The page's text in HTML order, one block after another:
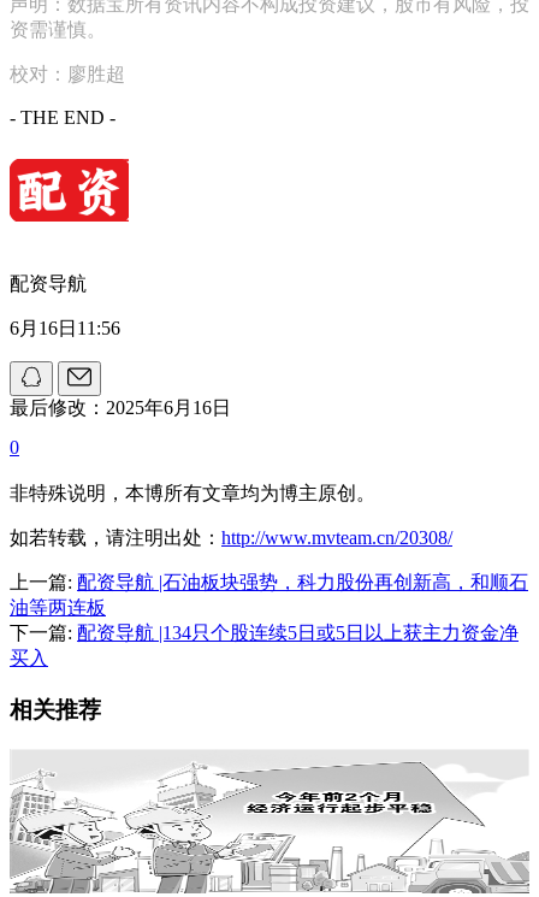
声明：数据宝所有资讯内容不构成投资建议，股市有风险，投
资需谨慎。
校对：廖胜超
- THE END -
配资导航
6月16日11:56
最后修改：2025年6月16日
0
非特殊说明，本博所有文章均为博主原创。
如若转载，请注明出处： http://www.mvteam.cn/20308/
上一篇: 配资导航 |石油板块强势，科力股份再创新高，和顺石
油等两连板
下一篇: 配资导航 |134只个股连续5日或5日以上获主力资金净
买入
相关推荐